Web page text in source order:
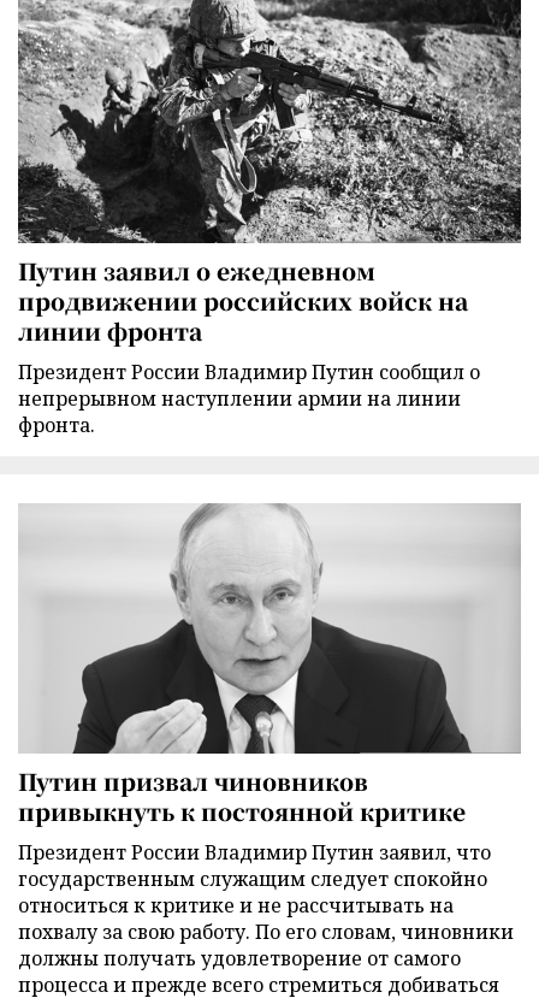
Путин заявил о ежедневном
продвижении российских войск на
линии фронта
Президент России Владимир Путин сообщил о
непрерывном наступлении армии на линии
фронта.
Путин призвал чиновников
привыкнуть к постоянной критике
Президент России Владимир Путин заявил, что
государственным служащим следует спокойно
относиться к критике и не рассчитывать на
похвалу за свою работу. По его словам, чиновники
должны получать удовлетворение от самого
процесса и прежде всего стремиться добиваться